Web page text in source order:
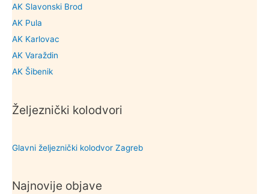
AK Slavonski Brod
AK Pula
AK Karlovac
AK Varaždin
AK Šibenik
Željeznički kolodvori
Glavni željeznički kolodvor Zagreb
Najnovije objave